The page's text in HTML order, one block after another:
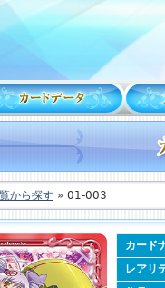
から探す » 01-003
カード
レアリ